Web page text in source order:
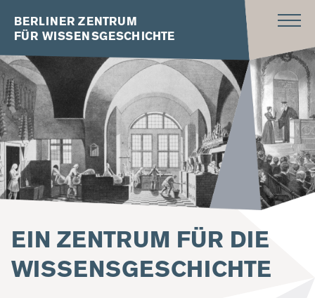
BERLINER ZENTRUM
FÜR WISSENSGESCHICHTE
EIN ZENTRUM FÜR DIE
WISSENSGESCHICHTE